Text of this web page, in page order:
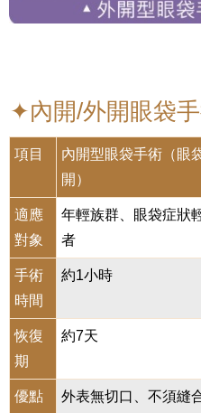
✦內開/外開眼袋
項目
內開型眼袋手術（眼
開）
適應
對象
年輕族群、眼袋症狀
者
手術
時間
約1小時
恢復
期
約7天
優點 外表無切口、不須縫